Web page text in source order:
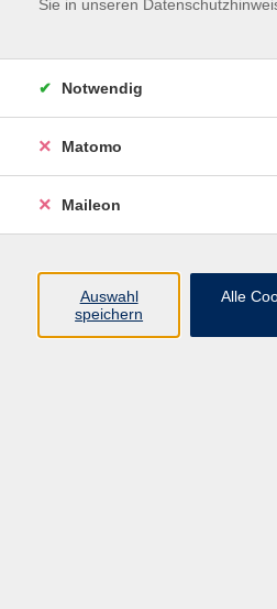
Sie in unseren
Notwendig
Matomo
Maileon
Auswahl
speichern
Alle